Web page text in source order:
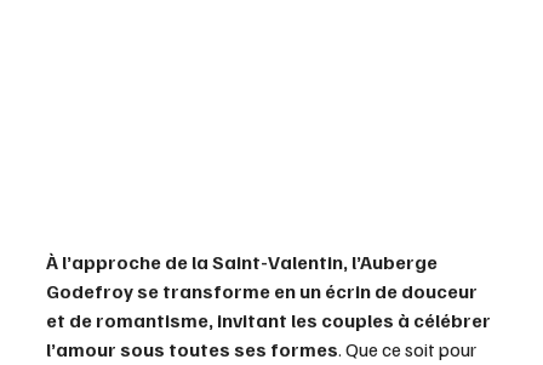
À l’approche de la Saint-Valentin, l’Auberge
Godefroy se transforme en un écrin de douceur
et de romantisme, invitant les couples à célébrer
l’amour sous toutes ses formes. Que ce soit pour